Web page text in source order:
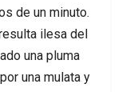
de un minuto.
ilesa del
una pluma
una mulata y